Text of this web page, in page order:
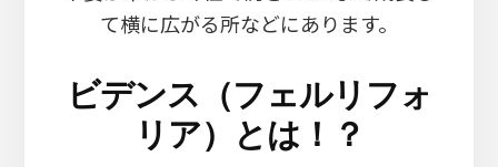
て横に広がる所などにあります。
ビデンス（フェルリフォ
リア）とは！？